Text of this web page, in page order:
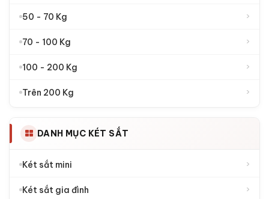
50 - 70 Kg ›
70 - 100 Kg ›
100 - 200 Kg ›
Trên 200 Kg ›
DANH MỤC KÉT SẮT
Két sắt mini ›
Két sắt gia đình ›